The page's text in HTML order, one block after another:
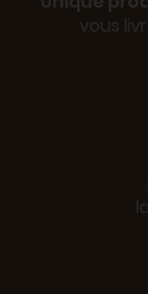
vous